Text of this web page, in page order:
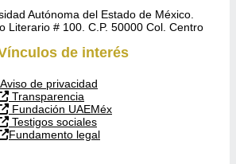
Autónoma del Estado de México.
Literario # 100. C.P. 50000 Col. Centro
de interés
Aviso de privacidad
Transparencia
Fundación UAEMéx
Testigos sociales
Fundamento legal